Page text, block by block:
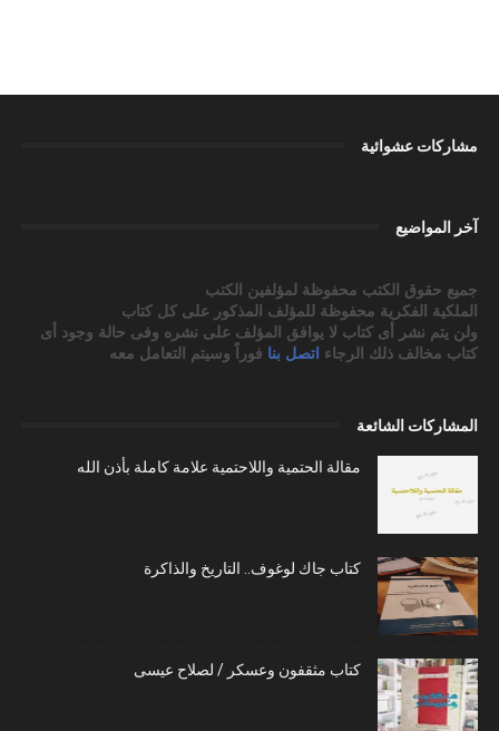
مشاركات عشوائية
آخر المواضيع
جميع حقوق الكتب محفوظة لمؤلفين الكتب
الملكية الفكرية محفوظة للمؤلف المذكور على كل كتاب
ولن يتم نشر أى كتاب لا يوافق المؤلف على نشره وفى حالة وجود أى
كتاب مخالف ذلك الرجاء اتصل بنا فوراً وسيتم التعامل معه
المشاركات الشائعة
مقالة الحتمية واللاحتمية علامة كاملة بأذن الله
كتاب جاك لوغوف.. التاريخ والذاكرة
كتاب مثقفون وعسكر / لصلاح عيسى